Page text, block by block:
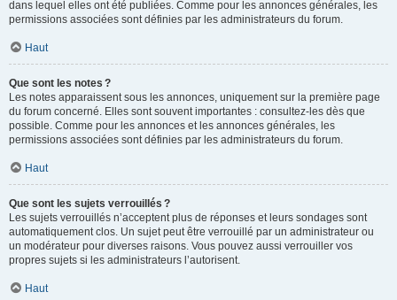
dans lequel elles ont été publiées. Comme pour les annonces générales, les
permissions associées sont définies par les administrateurs du forum.
Haut
Que sont les notes ?
Les notes apparaissent sous les annonces, uniquement sur la première page
du forum concerné. Elles sont souvent importantes : consultez-les dès que
possible. Comme pour les annonces et les annonces générales, les
permissions associées sont définies par les administrateurs du forum.
Haut
Que sont les sujets verrouillés ?
Les sujets verrouillés n’acceptent plus de réponses et leurs sondages sont
automatiquement clos. Un sujet peut être verrouillé par un administrateur ou
un modérateur pour diverses raisons. Vous pouvez aussi verrouiller vos
propres sujets si les administrateurs l’autorisent.
Haut